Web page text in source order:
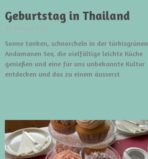
Geburtstag in Thailand
23. Februar 2025
Sonne tanken, schnorcheln in der türkisgrünen
Andamanen See, die vielfältige leichte Küche
genießen und eine für uns unbekannte Kultur
entdecken und das zu einem äusserst